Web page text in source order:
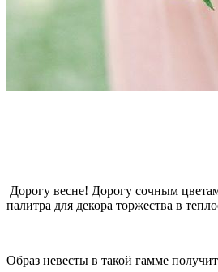
Дорогу весне! Дорогу сочным
палитра для декора торжества в
Образ невесты в такой гамме